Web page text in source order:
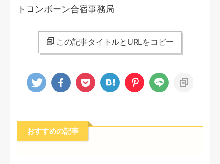
トロンボーン合宿事務局
この記事タイトルとURLをコピー
おすすめの記事